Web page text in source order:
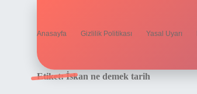
Anasayfa Gizlilik Politikası Yasal Uyarı
Etiket:İskan ne demek tarih